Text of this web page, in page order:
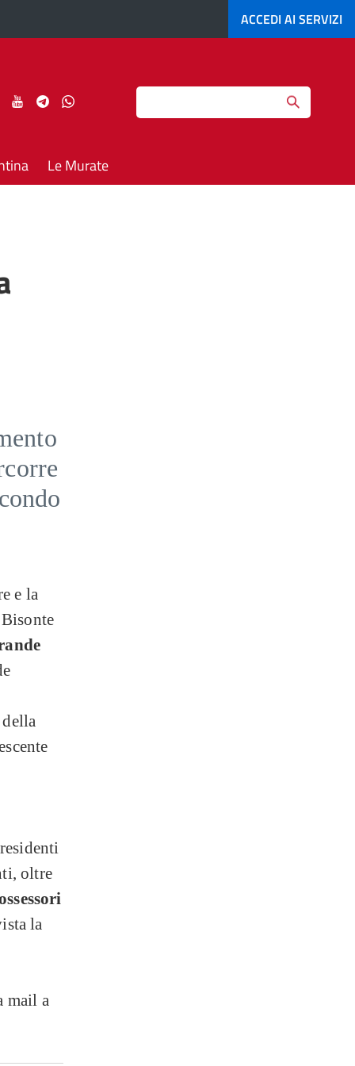
ACCEDI AI SERVIZI
Seguici SeguiciSeguiciSeguici
Search
Le Murate
e la
oltre
la
mail a